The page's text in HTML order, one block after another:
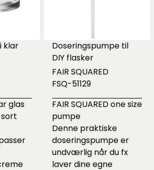
klar
glas
Doseringspumpe til
DIY flasker
FAIR SQUARED
FSQ-51129
FAIR SQUARED one size
pumpe
Denne praktiske
doseringspumpe er
undværlig når du fx
laver dine egne